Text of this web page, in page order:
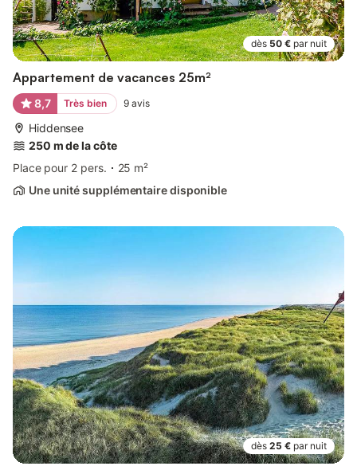
dès 50 € par nuit
Appartement de vacances 25m²
8,7 Très bien 9 avis
Hiddensee
250 m de la côte
Place pour 2 pers.
25 m²
Une unité supplémentaire disponible
dès 25 € par nuit